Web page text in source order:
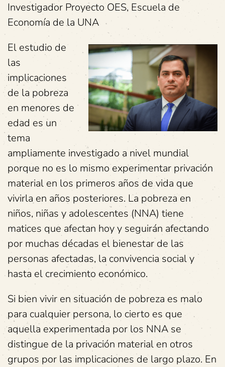
Investigador Proyecto OES, Escuela de
Economía de la UNA
El estudio de
las
implicaciones
de la pobreza
en menores de
edad es un
tema
ampliamente investigado a nivel mundial
porque no es lo mismo experimentar privación
material en los primeros años de vida que
vivirla en años posteriores. La pobreza en
niños, niñas y adolescentes (NNA) tiene
matices que afectan hoy y seguirán afectando
por muchas décadas el bienestar de las
personas afectadas, la convivencia social y
hasta el crecimiento económico.
Si bien vivir en situación de pobreza es malo
para cualquier persona, lo cierto es que
aquella experimentada por los NNA se
distingue de la privación material en otros
grupos por las implicaciones de largo plazo. En